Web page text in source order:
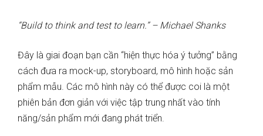
“Build to think and test to learn.” – Michael Shanks
Đây là giai đoạn bạn cần “hiện thực hóa ý tưởng” bằng
cách đưa ra mock-up, storyboard, mô hình hoặc sản
phẩm mẫu. Các mô hình này có thể được coi là một
phiên bản đơn giản với việc tập trung nhất vào tính
năng/sản phẩm mới đang phát triển.